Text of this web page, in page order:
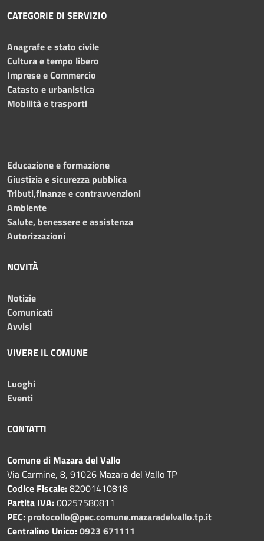
CATEGORIE DI SERVIZIO
Anagrafe e stato civile
Cultura e tempo libero
Imprese e Commercio
Catasto e urbanistica
Mobilità e trasporti
Educazione e formazione
Giustizia e sicurezza pubblica
Tributi,finanze e contravvenzioni
Ambiente
Salute, benessere e assistenza
Autorizzazioni
NOVITÀ
Notizie
Comunicati
Avvisi
VIVERE IL COMUNE
Luoghi
Eventi
CONTATTI
Comune di Mazara del Vallo
Via Carmine, 8, 91026 Mazara del Vallo TP
Codice Fiscale:82001410818
Partita IVA:00257580811
PEC: protocollo@pec.comune.mazaradelvallo.tp.it
Centralino Unico:0923 671111